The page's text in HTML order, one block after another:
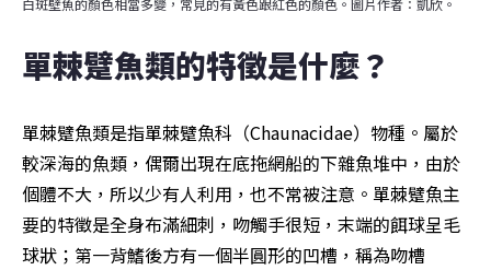
單棘躄魚類的特徵是什麼？
單棘躄魚類是指單棘躄魚科（Chaunacidae）物種。屬於
較深海的魚類，偶爾出現在底拖網船的下雜魚堆中，由於
個體不大，所以少有人利用，也不常被注意。單棘躄魚主
要的特徵是全身布滿細刺，吻觸手很短，末端的餌球呈毛
球狀；第一背鰭後方有一個半圓形的凹槽，稱為吻槽